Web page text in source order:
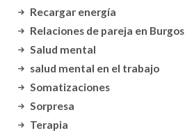
Recargar energía
Relaciones de pareja en Burgos
Salud mental
salud mental en el trabajo
Somatizaciones
Sorpresa
Terapia